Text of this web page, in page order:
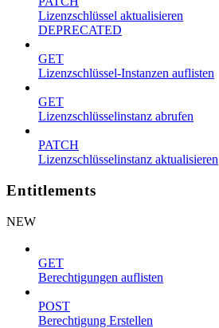
Lizenzschlüssel aktualisieren
DEPRECATED
GET
Lizenzschlüssel-Instanzen auflisten
GET
Lizenzschlüsselinstanz abrufen
PATCH
Lizenzschlüsselinstanz aktualisieren
Entitlements
NEW
GET
Berechtigungen auflisten
POST
Berechtigung Erstellen